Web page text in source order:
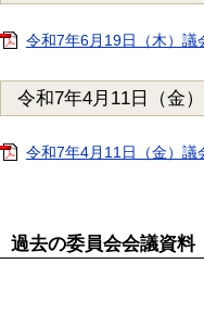
令和7年6月19日（木）議
令和7年4月11日（金）
令和7年4月11日（金）議
過去の委員会会議資料